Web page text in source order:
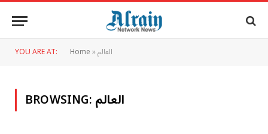
YOU ARE AT: Home»العالم
BROWSING:العالم